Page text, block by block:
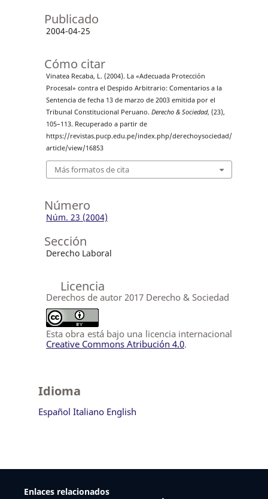
Publicado
2004-04-25
Cómo citar
Vinatea Recaba, L. (2004). La «Adecuada Protección
Procesal» contra el Despido Arbitrario: Comentarios a la
Sentencia de fecha 13 de marzo de 2003 emitida por el
Tribunal Constitucional Peruano. Derecho & Sociedad, (23),
105–113. Recuperado a partir de
https://revistas.pucp.edu.pe/index.php/derechoysociedad/
article/view/16853
Más formatos de cita
Número
Núm. 23 (2004)
Sección
Derecho Laboral
Licencia
Derechos de autor 2017 Derecho & Sociedad
Esta obra está bajo una licencia internacional
Creative Commons Atribución 4.0.
Idioma
Español Italiano English
Enlaces relacionados